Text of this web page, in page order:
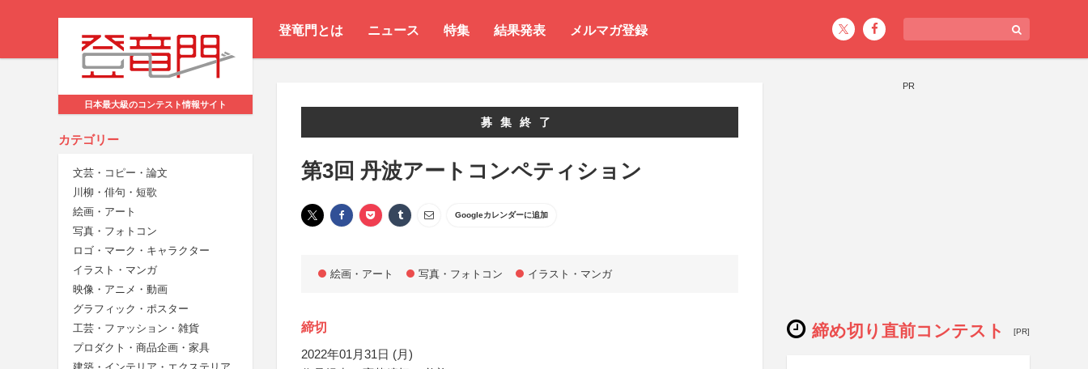
登竜門とは ニュース 特集 結果発表 メルマガ登録
日本最大級のコンテスト情報サイト
カテゴリー
文芸・コピー・論文
川柳・俳句・短歌
絵画・アート
写真・フォトコン
ロゴ・マーク・キャラクター
イラスト・マンガ
映像・アニメ・動画
グラフィック・ポスター
工芸・ファッション・雑貨
プロダクト・商品企画・家具
募集終了
第3回 丹波アートコンペティション
Googleカレンダーに追加
絵画・アート 写真・フォトコン イラスト・マンガ
締切
2022年01月31日 (月)
PR
締め切り直前コンテスト [PR]